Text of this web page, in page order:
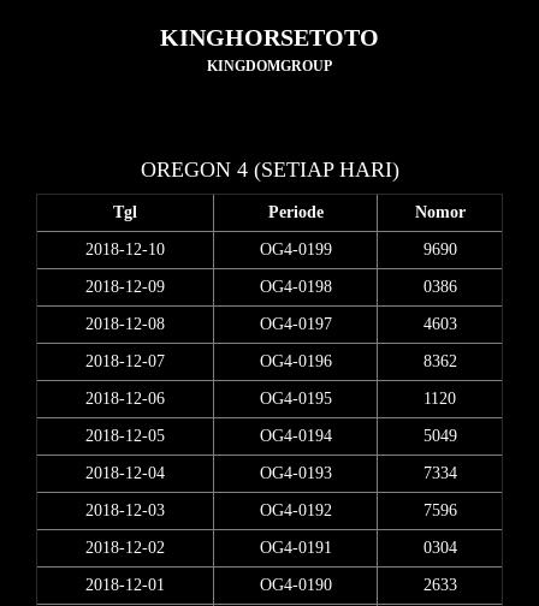
KINGHORSETOTO
KINGDOMGROUP
OREGON 4 (SETIAP HARI)
Tgl Periode Nomor
2018-12-10 OG4-0199 9690
2018-12-09 OG4-0198 0386
2018-12-08 OG4-0197 4603
2018-12-07 OG4-0196 8362
2018-12-06 OG4-0195 1120
2018-12-05 OG4-0194 5049
2018-12-04 OG4-0193 7334
2018-12-03 OG4-0192 7596
2018-12-02 OG4-0191 0304
2018-12-01 OG4-0190 2633